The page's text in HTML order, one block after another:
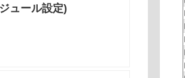
ュール設定)